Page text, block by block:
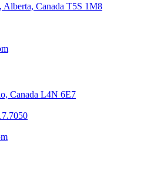
Alberta, Canada T5S 1M8
Canada L4N 6E7